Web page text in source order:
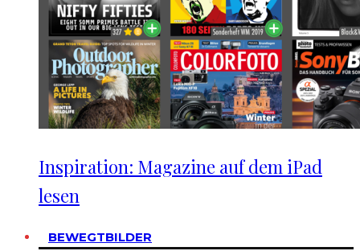
Inspiration: Magazine auf dem iPad
lesen
BEWEGTBILDER